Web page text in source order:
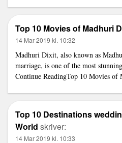
Top 10 Movies of Madhuri
14 Mar 2019 kl. 10:32
Madhuri Dixit, also known as
marriage, is one of the most
Continue ReadingTop 10 Movies
Top 10 Destinations
World skriver:
14 Mar 2019 kl. 10:33